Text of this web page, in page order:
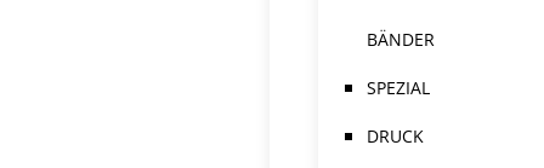
BÄNDER
SPEZIAL
DRUCK